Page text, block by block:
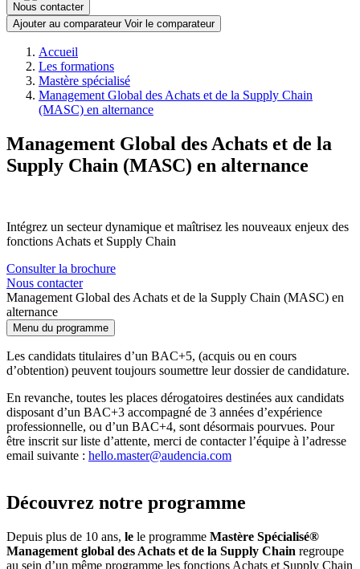
Nous contacter
Ajouter au comparateur Voir le comparateur
d'Ariane
Accueil
Les formations
Mastère spécialisé
Management Global des Achats et de la Supply Chain
(MASC) en alternance
Management Global des Achats et de la
Supply Chain (MASC) en alternance
Intégrez un secteur dynamique et maîtrisez les nouveaux enjeux des
fonctions Achats et Supply Chain
Consulter la brochure
Nous contacter
Management Global des Achats et de la Supply Chain (MASC) en
alternance
Menu du programme
Les candidats titulaires d’un BAC+5, (acquis ou en cours
d’obtention) peuvent toujours soumettre leur dossier de candidature.
En revanche, toutes les places dérogatoires destinées aux candidats
disposant d’un BAC+3 accompagné de 3 années d’expérience
professionnelle, ou d’un BAC+4, sont désormais pourvues. Pour
être inscrit sur liste d’attente, merci de contacter l’équipe à l’adresse
email suivante : hello.master@audencia.com
Découvrez notre programme
Depuis plus de 10 ans, le le programme Mastère Spécialisé®
Management global des Achats et de la Supply Chain regroupe
au sein d’un même programme les fonctions Achats et Supply Chain